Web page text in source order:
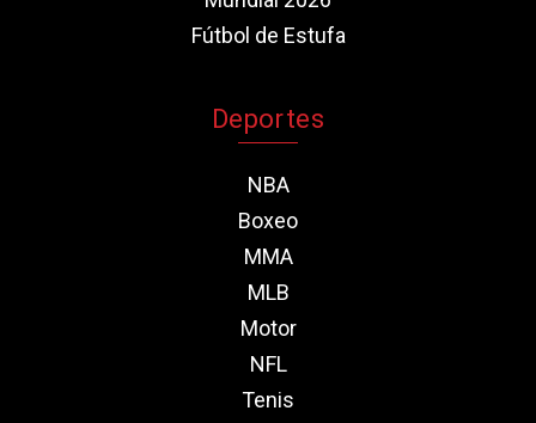
Fútbol de Estufa
Deportes
NBA
Boxeo
MMA
MLB
Motor
NFL
Tenis